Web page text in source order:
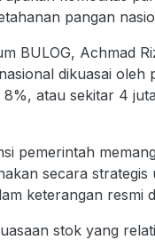
pangan
BULOG, Achmad
dikuasai oleh
atau sekitar 4
pemerintah
secara
keterangan resmi
stok yang